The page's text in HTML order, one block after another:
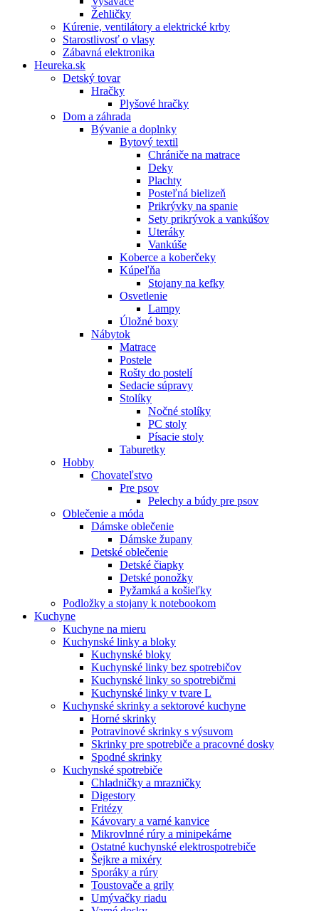
Žehličky
Kúrenie, ventilátory a elektrické krby
Starostlivosť o vlasy
Zábavná elektronika
Heureka.sk
Detský tovar
Hračky
Plyšové hračky
Dom a záhrada
Bývanie a doplnky
Bytový textil
Chrániče na matrace
Deky
Plachty
Posteľná bielizeň
Prikrývky na spanie
Sety prikrývok a vankúšov
Uteráky
Vankúše
Koberce a koberčeky
Kúpeľňa
Stojany na kefky
Osvetlenie
Lampy
Úložné boxy
Nábytok
Matrace
Postele
Rošty do postelí
Sedacie súpravy
Stolíky
Nočné stolíky
PC stoly
Písacie stoly
Taburetky
Hobby
Chovateľstvo
Pre psov
Pelechy a búdy pre psov
Oblečenie a móda
Dámske oblečenie
Dámske župany
Detské oblečenie
Detské čiapky
Detské ponožky
Pyžamká a košieľky
Podložky a stojany k notebookom
Kuchyne
Kuchyne na mieru
Kuchynské linky a bloky
Kuchynské bloky
Kuchynské linky bez spotrebičov
Kuchynské linky so spotrebičmi
Kuchynské linky v tvare L
Kuchynské skrinky a sektorové kuchyne
Horné skrinky
Potravinové skrinky s výsuvom
Skrinky pre spotrebiče a pracovné dosky
Spodné skrinky
Kuchynské spotrebiče
Chladničky a mrazničky
Digestory
Fritézy
Kávovary a varné kanvice
Mikrovlnné rúry a minipekárne
Ostatné kuchynské elektrospotrebiče
Šejkre a mixéry
Sporáky a rúry
Toustovače a grily
Umývačky riadu